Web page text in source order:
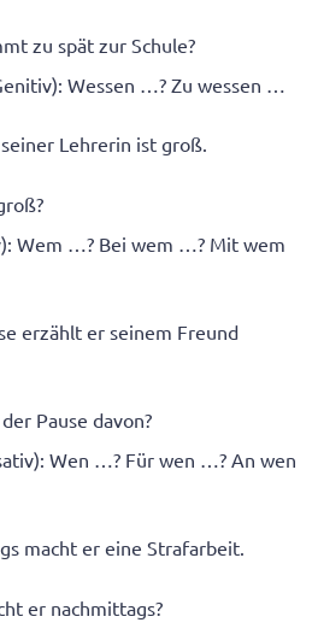
zu spät zur Schule?
Wessen …? Zu wessen …
Lehrerin ist groß.
Wem …? Bei wem …? Mit wem
erzählt er seinem Freund
Pause davon?
Wen …? Für wen …? An wen
macht er eine Strafarbeit.
er nachmittags?